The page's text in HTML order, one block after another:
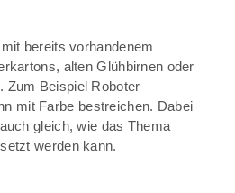
bereits vorhandenem
alten Glühbirnen oder
Zum Beispiel Roboter
mit Farbe bestreichen. Dabei
gleich, wie das Thema
werden kann.